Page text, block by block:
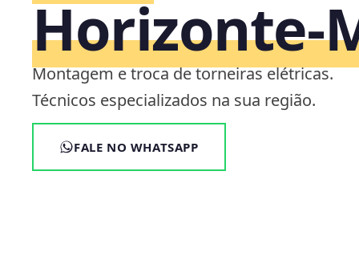
Montagem e troca de torneiras elétricas.
Técnicos especializados na sua região.
FALE NO WHATSAPP